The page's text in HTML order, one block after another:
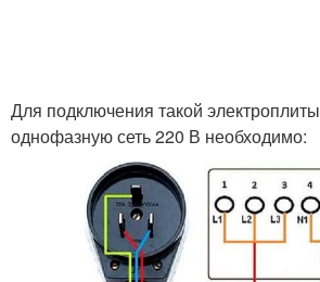
Для подключения такой
однофазную сеть 220 В необходимо: